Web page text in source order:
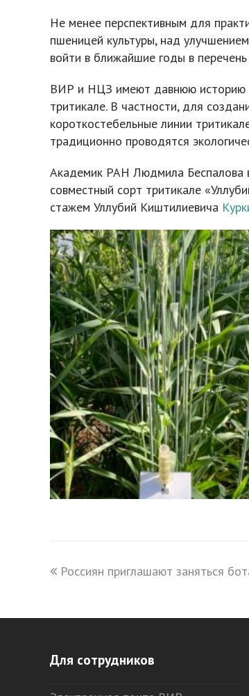
Не менее перспективным для
пшеницей культуры, над
войти в ближайшие годы в
ВИР и НЦЗ имеют давнюю историю
тритикале. В частности, для
короткостебельные линии
традиционно проводятся
Академик РАН Людмила Беспалова
совместный сорт тритикале
стажем Уллубий Киштилиевича
previous
Россиян приглашают заняться
Для сотрудников